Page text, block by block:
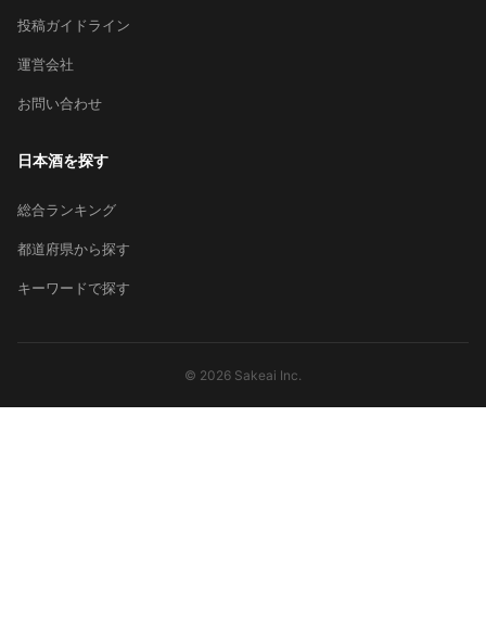
投稿ガイドライン
運営会社
お問い合わせ
日本酒を探す
総合ランキング
都道府県から探す
キーワードで探す
© 2026 Sakeai Inc.